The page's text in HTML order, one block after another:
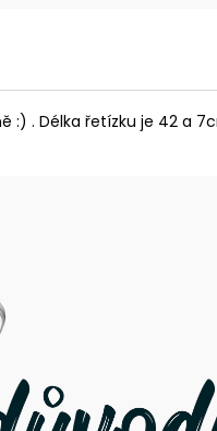
:) . Délka řetízku je 42 a